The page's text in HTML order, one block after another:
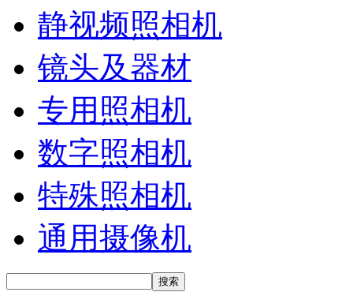
静视频照相机
镜头及器材
专用照相机
数字照相机
特殊照相机
通用摄像机